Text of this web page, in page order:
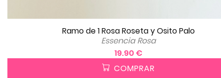
Ramo de 1 Rosa Roseta y Osito Palo
Essencia Rosa
19.90 €
COMPRAR